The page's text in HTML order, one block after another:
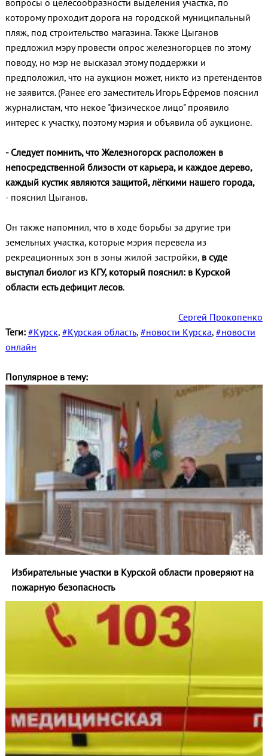
вопросы о целесообразности выделения участка, по
которому проходит дорога на городской муниципальный
пляж, под строительство магазина. Также Цыганов
предложил мэру провести опрос железногорцев по этому
поводу, но мэр не высказал этому поддержки и
предположил, что на аукцион может, никто из претендентов
не заявится. (Ранее его заместитель Игорь Ефремов пояснил
журналистам, что некое "физическое лицо" проявило
интерес к участку, поэтому мэрия и объявила об аукционе.
- Следует помнить, что Железногорск расположен в
непосредственной близости от карьера, и каждое дерево,
каждый кустик являются защитой, лёгкими нашего города,
- пояснил Цыганов.
Он также напомнил, что в ходе борьбы за другие три
земельных участка, которые мэрия перевела из
рекреационных зон в зоны жилой застройки, в суде
выступал биолог из КГУ, который пояснил: в Курской
области есть дефицит лесов.
Сергей Прокопенко
Теги: #Курск, #Курская область, #новости Курска, #новости
онлайн
Популярное в тему:
Избирательные участки в Курской области проверяют на
пожарную безопасность